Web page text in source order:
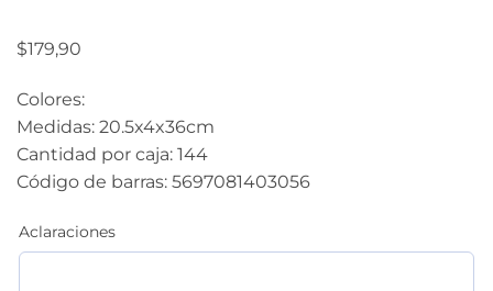
$179,90
Colores:
Medidas: 20.5x4x36cm
Cantidad por caja: 144
Código de barras: 5697081403056
Aclaraciones